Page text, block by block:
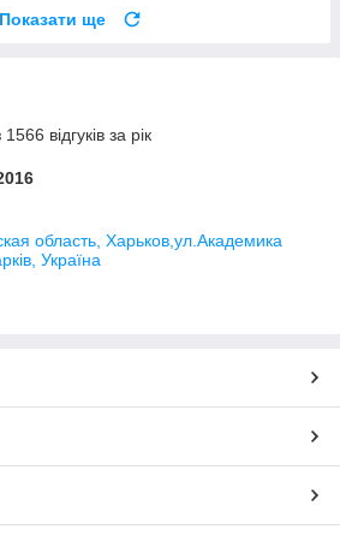
Показати ще
відгуків за рік
область, Харьков,ул.Академика
Україна